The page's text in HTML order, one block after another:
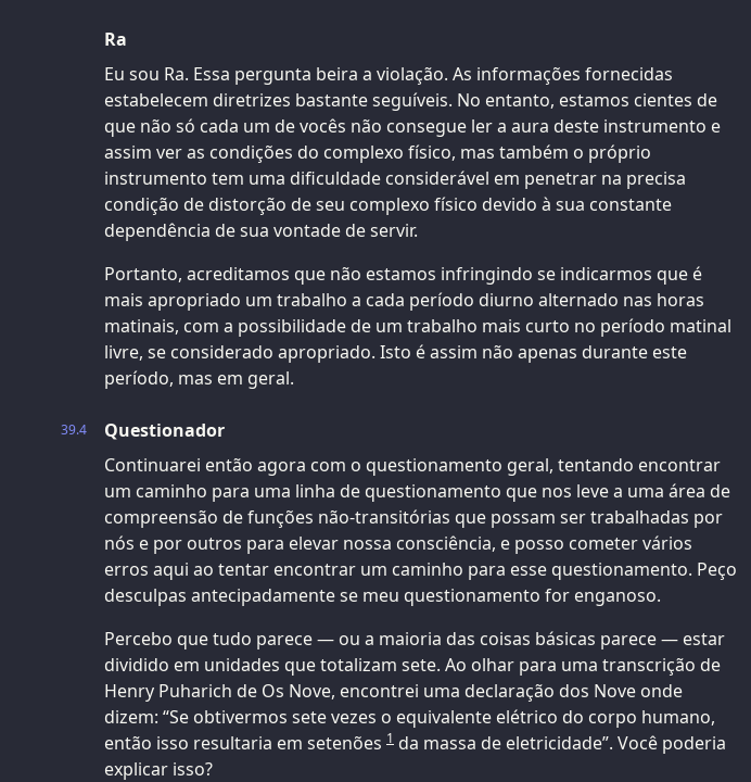
Ra
Eu sou Ra. Essa pergunta beira a violação. As informações fornecidas
estabelecem diretrizes bastante seguíveis. No entanto, estamos cientes de
que não só cada um de vocês não consegue ler a aura deste instrumento e
assim ver as condições do complexo físico, mas também o próprio
instrumento tem uma dificuldade considerável em penetrar na precisa
condição de distorção de seu complexo físico devido à sua constante
dependência de sua vontade de servir.
Portanto, acreditamos que não estamos infringindo se indicarmos que é
mais apropriado um trabalho a cada período diurno alternado nas horas
matinais, com a possibilidade de um trabalho mais curto no período matinal
livre, se considerado apropriado. Isto é assim não apenas durante este
período, mas em geral.
39.4
Questionador
Continuarei então agora com o questionamento geral, tentando encontrar
um caminho para uma linha de questionamento que nos leve a uma área de
compreensão de funções não-transitórias que possam ser trabalhadas por
nós e por outros para elevar nossa consciência, e posso cometer vários
erros aqui ao tentar encontrar um caminho para esse questionamento. Peço
desculpas antecipadamente se meu questionamento for enganoso.
Percebo que tudo parece — ou a maioria das coisas básicas parece — estar
dividido em unidades que totalizam sete. Ao olhar para uma transcrição de
Henry Puharich de Os Nove, encontrei uma declaração dos Nove onde
dizem: “Se obtivermos sete vezes o equivalente elétrico do corpo humano,
então isso resultaria em setenões 1 da massa de eletricidade”. Você poderia
explicar isso?